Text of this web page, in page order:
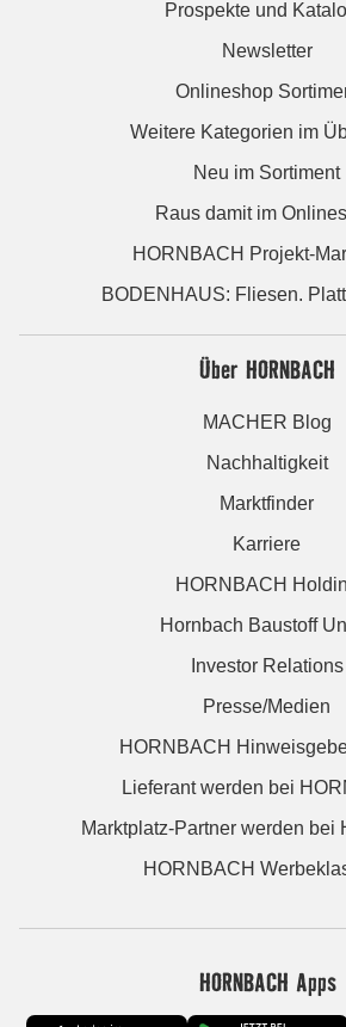
Prospekte und
Newsletter
Onlineshop
Weitere Kategorien im
Neu im Sortiment
Raus damit im
HORNBACH Projekt-
BODENHAUS: Fliesen.
Über HORNBACH
MACHER Blog
Nachhaltigkeit
Marktfinder
Karriere
HORNBACH
Hornbach Baustoff
Investor Relations
Presse/Medien
HORNBACH
Lieferant werden bei
Marktplatz-Partner werden bei
HORNBACH
HORNBACH Apps